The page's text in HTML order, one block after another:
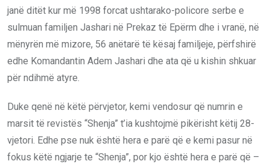
janë ditët kur më 1998 forcat ushtarako-policore serbe e
sulmuan familjen Jashari në Prekaz të Epërm dhe i vranë, në
mënyrën më mizore, 56 anëtarë të kësaj familjeje, përfshirë
edhe Komandantin Adem Jashari dhe ata që u kishin shkuar
për ndihmë atyre.
Duke qenë në këtë përvjetor, kemi vendosur që numrin e
marsit të revistës “Shenja” t’ia kushtojmë pikërisht këtij 28-
vjetori. Edhe pse nuk është hera e parë që e kemi pasur në
fokus këtë ngjarje te “Shenja”, por kjo është hera e parë që –